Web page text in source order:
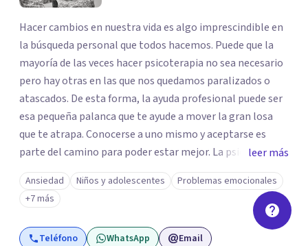
Hacer cambios en nuestra vida es algo imprescindible en
la búsqueda personal que todos hacemos. Puede que la
mayoría de las veces hacer psicoterapia no sea necesario
pero hay otras en las que nos quedamos paralizados o
atascados. De esta forma, la ayuda profesional puede ser
esa pequeña palanca que te ayude a mover la gran losa
que te atrapa. Conocerse a uno mismo y aceptarse es
parte del camino para poder estar mejor. La psicoterapia
es una forma de colaboración en donde diálogo, además
de la confianza y el apoyo, es el camino para poder
identificar qué es lo que sucede, qué sentido tiene y cuales
son los pasos para el cambio. Además, creo que los
verdaderos cambios tienen que partir de uno mismo y mi
leer más
Ansiedad Niños y adolescentes
Problemas emocionales
+7 más
Teléfono WhatsApp Email